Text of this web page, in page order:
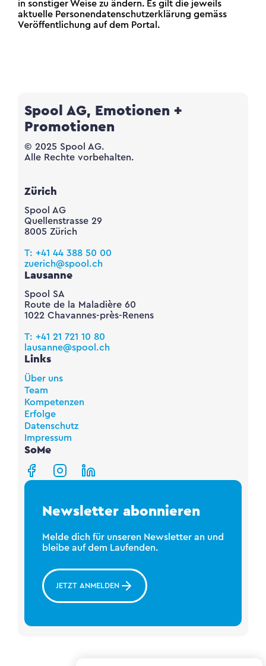
in sonstiger Weise zu ändern. Es gilt die jeweils
aktuelle Personendatenschutzerklärung gemäss
Veröffentlichung auf dem Portal.
Spool AG, Emotionen +
Promotionen
© 2025 Spool AG.
Alle Rechte vorbehalten.
Zürich
Spool AG
Quellenstrasse 29
8005 Zürich
T: +41 44 388 50 00
zuerich@spool.ch
Lausanne
Spool SA
Route de la Maladière 60
1022 Chavannes-près-Renens
T: +41 21 721 10 80
lausanne@spool.ch
Links
Über uns
Team
Kompetenzen
Erfolge
Datenschutz
Impressum
SoMe
Newsletter abonnieren
Melde dich für unseren Newsletter an und
bleibe auf dem Laufenden.
JETZT ANMELDEN